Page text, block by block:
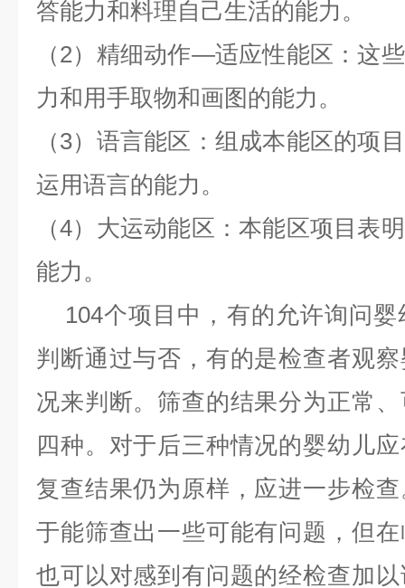
答能力和料理自己生活的能力。
（2）精细动作—适应性能区：这
力和用手取物和画图的能力。
（3）语言能区：组成本能区的项
运用语言的能力。
（4）大运动能区：本能区项目表
能力。
104个项目中，有的允许询问
判断通过与否，有的是检查者观
况来判断。筛查的结果分为正常
四种。对于后三种情况的婴幼儿
复查结果仍为原样，应进一步检
于能筛查出一些可能有问题，但
也可以对感到有问题的经检查加